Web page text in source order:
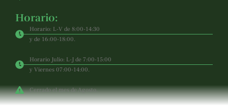
Horario:
Horario: L-V de 8:00-14:30
y de 16:00-18:00.
Horario Julio: L-J de 7:00-15:00
y Viernes 07:00-14:00.
Cerrado el mes de Agosto.